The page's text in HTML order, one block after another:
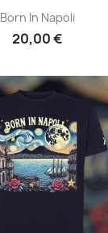
Born In Napoli
20,00 €